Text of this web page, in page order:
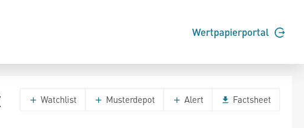
Wertpapierportal
Watchlist Musterdepot Alert Factsheet